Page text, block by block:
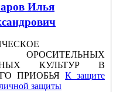
Илья
КУЛЬТУР В
ПРИОБЬЯ К защите
защиты